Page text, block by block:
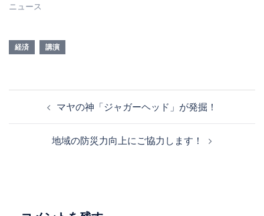
ニュース
経済 講演
ョ
マヤの神「ジャガーヘッド」が発掘！
地域の防災力向上にご協力します！